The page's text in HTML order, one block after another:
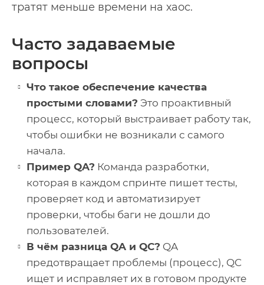
тратят меньше времени на хаос.
Часто задаваемые
вопросы
Что такое обеспечение качества
простыми словами? Это проактивный
процесс, который выстраивает работу так,
чтобы ошибки не возникали с самого
начала.
Пример QA? Команда разработки,
которая в каждом спринте пишет тесты,
проверяет код и автоматизирует
проверки, чтобы баги не дошли до
пользователей.
В чём разница QA и QC? QA
предотвращает проблемы (процесс), QC
ищет и исправляет их в готовом продукте